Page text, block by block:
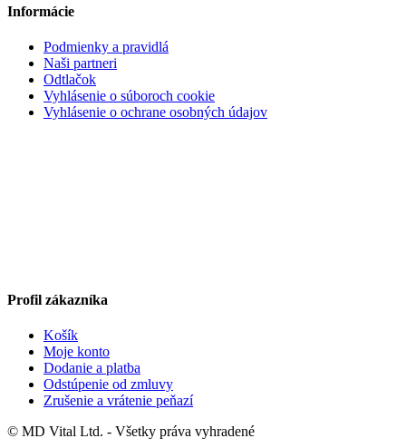
Informácie
Podmienky a pravidlá
Naši partneri
Odtlačok
Vyhlásenie o súboroch cookie
Vyhlásenie o ochrane osobných údajov
Profil zákazníka
Košík
Moje konto
Dodanie a platba
Odstúpenie od zmluvy
Zrušenie a vrátenie peňazí
© MD Vital Ltd. - Všetky práva vyhradené